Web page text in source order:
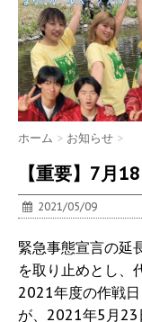
ホーム > お知らせ >
【重要】7月
2021/05/09
緊急事態宣言の延
を取り止めとし、
2021年度の作戦
が、2021年5月23